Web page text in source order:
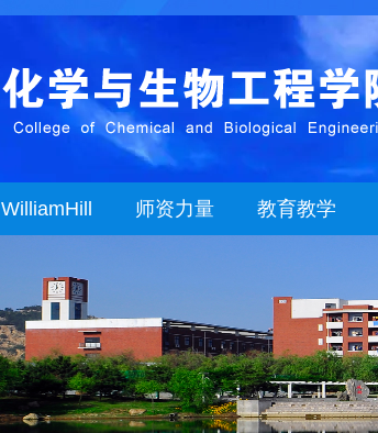
WilliamHill 师资力量 教育教学